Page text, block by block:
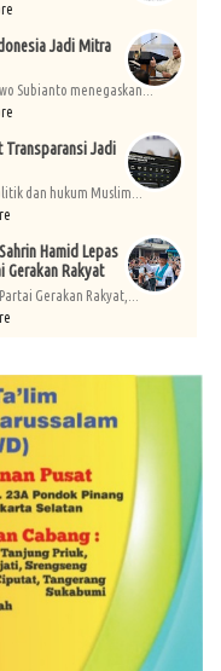
Jadi Mitra
Subianto menegaskan...
Transparansi Jadi
dan hukum Muslim...
Hamid Lepas
Gerakan Rakyat
Gerakan Rakyat,...